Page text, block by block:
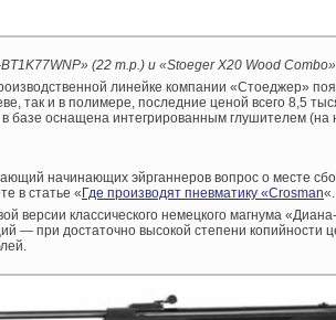
(22 т.р.) и «Stoeger X20 Wood
линейке компании «Стоеджер»
так и в полимере, последние ценой всего 8,5
базе оснащена интегрированным глушителем
начинающих эйрганнеров вопрос о месте
в статье « Где производят пневматику «Crosman«.
версии классического немецкого магнума
— при достаточно высокой степени копийности